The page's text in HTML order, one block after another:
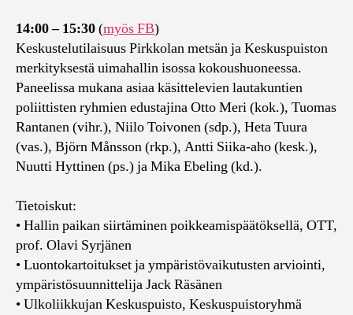
14:00 – 15:30(myös FB)
Keskustelutilaisuus Pirkkolan metsän ja Keskuspuiston
merkityksestä uimahallin isossa kokoushuoneessa.
Paneelissa mukana asiaa käsittelevien lautakuntien
poliittisten ryhmien edustajina Otto Meri (kok.), Tuomas
Rantanen (vihr.), Niilo Toivonen (sdp.), Heta Tuura
(vas.), Björn Månsson (rkp.), Antti Siika-aho (kesk.),
Nuutti Hyttinen (ps.) ja Mika Ebeling (kd.).
Tietoiskut:
• Hallin paikan siirtäminen poikkeamispäätöksellä, OTT,
prof. Olavi Syrjänen
• Luontokartoitukset ja ympäristövaikutusten arviointi,
ympäristösuunnittelija Jack Räsänen
• Ulkoliikkujan Keskuspuisto, Keskuspuistoryhmä